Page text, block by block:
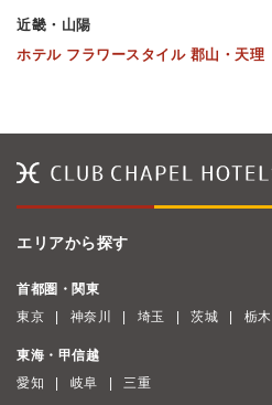
近畿・山陽
ホテル フラワースタイル 郡山・天理
エリアから探す
首都圏・関東
東京
神奈川 埼玉 茨城 栃木
東海・甲信越
愛知
岐阜 三重